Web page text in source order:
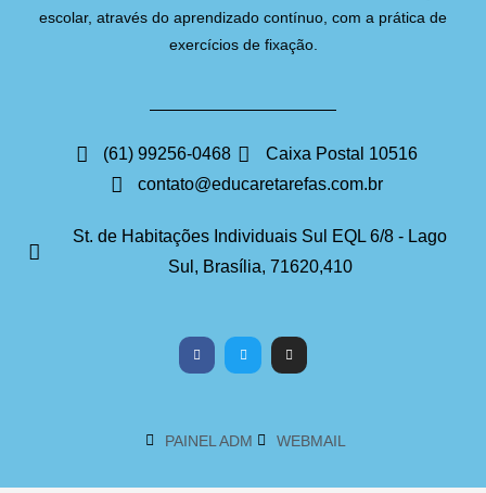
escolar, através do aprendizado contínuo, com a prática de
exercícios de fixação.
(61) 99256-0468
Caixa Postal 10516
contato@educaretarefas.com.br
St. de Habitações Individuais Sul EQL 6/8 - Lago
Sul, Brasília, 71620,410
PAINEL ADM WEBMAIL